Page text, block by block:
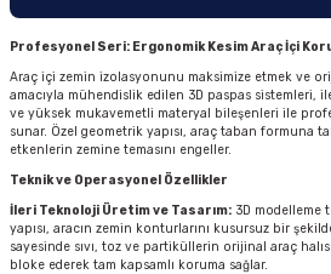
Profesyonel Seri: Ergonomik Kesim Araç İçi
Araç içi zemin izolasyonunu maksimize etmek ve
amacıyla mühendislik edilen 3D paspas
ve yüksek mukavemetli materyal bileşenleri ile
sunar. Özel geometrik yapısı, araç taban formuna
etkenlerin zemine temasını engeller.
Teknik ve Operasyonel Özellikler
İleri Teknoloji Üretim ve Tasarım: 3D modelleme
yapısı, aracın zemin konturlarını kusursuz bir
sayesinde sıvı, toz ve partiküllerin orijinal araç
bloke ederek tam kapsamlı koruma sağlar.